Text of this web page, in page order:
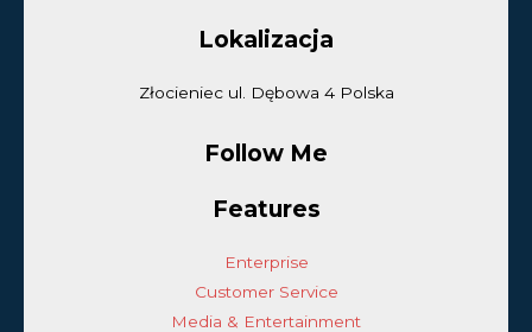
Lokalizacja
Złocieniec ul. Dębowa 4 Polska
Follow Me
Features
Enterprise
Customer Service
Media & Entertainment